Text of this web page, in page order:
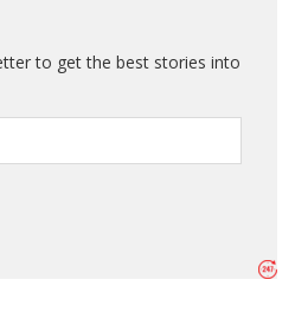
to get the best stories into